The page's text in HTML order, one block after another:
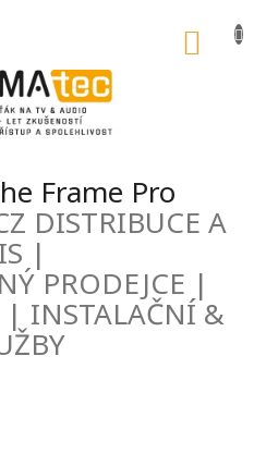
Frame Pro
DISTRIBUCE A
|
PRODEJCE |
| INSTALAČNÍ &